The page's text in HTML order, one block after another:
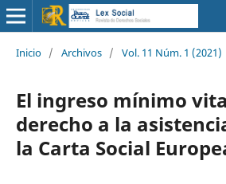
Inicio / Archivos / Vol. 11 Núm. 1 (2021)
El ingreso mínimo
derecho a la
la Carta Social